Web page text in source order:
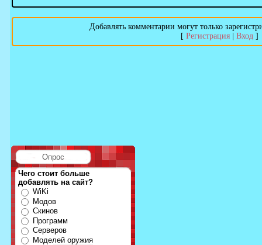
Добавлять комментарии могут только
[ Регистрация| Вход]
Опрос
Чего стоит больше
добавлять на сайт?
WiKi
Модов
Скинов
Программ
Серверов
Моделей оружия